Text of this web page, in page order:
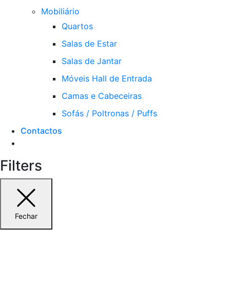
Mobiliário
Quartos
Salas de Estar
Salas de Jantar
Móveis Hall de Entrada
Camas e Cabeceiras
Sofás / Poltronas / Puffs
Contactos
Filters
Fechar